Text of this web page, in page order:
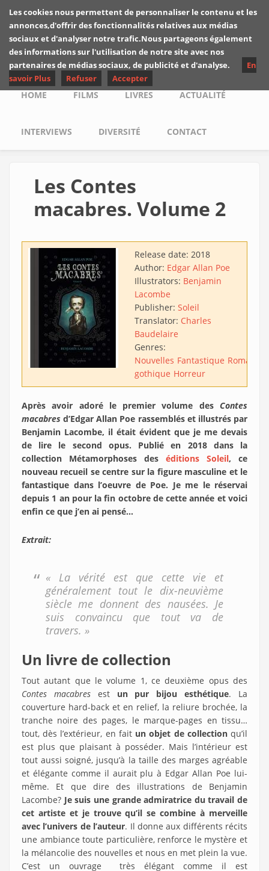
Skip to main content
Les critiques de
Yuyine
Main menu
HOME FILMS LIVRES ACTUALITÉ
INTERVIEWS DIVERSITÉ CONTACT
Les Contes
macabres. Volume 2
Release date: 2018
Author: Edgar Allan Poe
Illustrators: Benjamin
Lacombe
Publisher: Soleil
Translator: Charles
Baudelaire
Genres:
Nouvelles Fantastique Roman
gothique Horreur
Après avoir adoré le premier volume des Contes
macabres d’Edgar Allan Poe rassemblés et illustrés par
Benjamin Lacombe, il était évident que je me devais
de lire le second opus. Publié en 2018 dans la
collection Métamorphoses des éditions Soleil, ce
nouveau recueil se centre sur la figure masculine et le
fantastique dans l’oeuvre de Poe. Je me le réservai
depuis 1 an pour la fin octobre de cette année et voici
enfin ce que j’en ai pensé…
Extrait:
« La vérité est que cette vie et
généralement tout le dix-neuvième
siècle me donnent des nausées. Je
suis convaincu que tout va de
travers. »
Un livre de collection
Tout autant que le volume 1, ce deuxième opus des
Contes macabresest un pur bijou esthétique. La
couverture hard-back et en relief, la reliure brochée, la
tranche noire des pages, le marque-pages en tissu…
tout, dès l’extérieur, en fait un objet de collectionqu’il
est plus que plaisant à posséder. Mais l’intérieur est
tout aussi soigné, jusqu’à la taille des marges agréable
et élégante comme il aurait plu à Edgar Allan Poe lui-
même. Et que dire des illustrations de Benjamin
Lacombe? Je suis une grande admiratrice du travail de
cet artiste et je trouve qu’il se combine à merveille
avec l’univers de l’auteur. Il donne aux différents récits
une ambiance toute particulière, renforce le mystère et
la mélancolie des nouvelles et nous en met plein la vue.
C’est un ouvrage très élégant comme il est
Les cookies nous permettent de personnaliser le contenu et les
annonces,d'offrir des fonctionnalités relatives aux médias
sociaux et d'analyser notre trafic.Nous partageons également
des informations sur l'utilisation de notre site avec nos
partenaires de médias sociaux, de publicité et d'analyse.
En
savoir Plus
Refuser Accepter